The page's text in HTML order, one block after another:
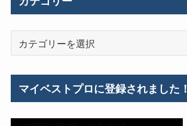
工
テ
リマイベストプロに登録されました！